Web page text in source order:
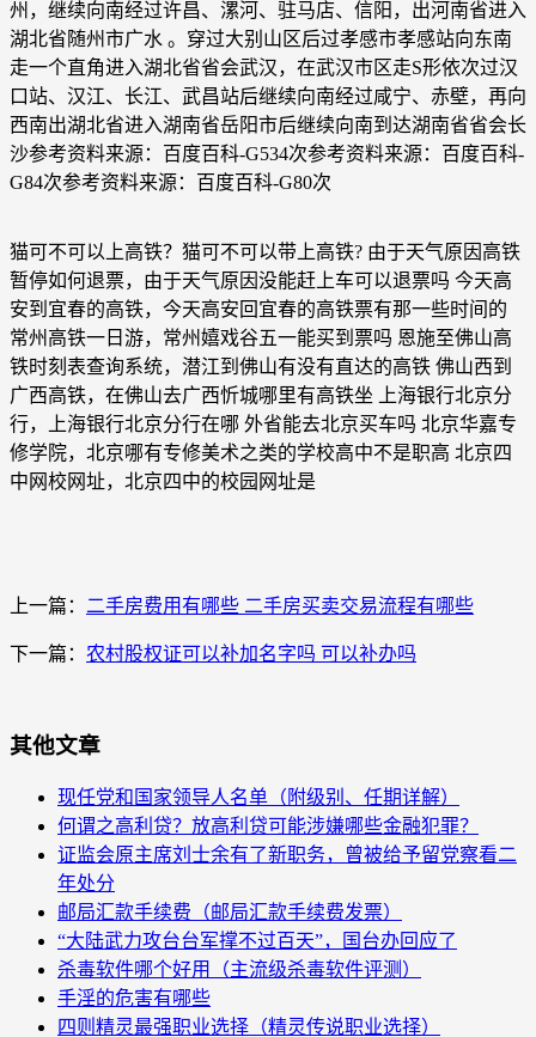
州，继续向南经过许昌、漯河、驻马店、信阳，出河南省进入
湖北省随州市广水 。穿过大别山区后过孝感市孝感站向东南
走一个直角进入湖北省省会武汉，在武汉市区走S形依次过汉
口站、汉江、长江、武昌站后继续向南经过咸宁、赤壁，再向
西南出湖北省进入湖南省岳阳市后继续向南到达湖南省省会长
沙参考资料来源：百度百科-G534次参考资料来源：百度百科-
G84次参考资料来源：百度百科-G80次
猫可不可以上高铁？猫可不可以带上高铁? 由于天气原因高铁
暂停如何退票，由于天气原因没能赶上车可以退票吗 今天高
安到宜春的高铁，今天高安回宜春的高铁票有那一些时间的
常州高铁一日游，常州嬉戏谷五一能买到票吗 恩施至佛山高
铁时刻表查询系统，潜江到佛山有没有直达的高铁 佛山西到
广西高铁，在佛山去广西忻城哪里有高铁坐 上海银行北京分
行，上海银行北京分行在哪 外省能去北京买车吗 北京华嘉专
修学院，北京哪有专修美术之类的学校高中不是职高 北京四
中网校网址，北京四中的校园网址是
上一篇： 二手房费用有哪些 二手房买卖交易流程有哪些
下一篇： 农村股权证可以补加名字吗 可以补办吗
其他文章
现任党和国家领导人名单（附级别、任期详解）
何谓之高利贷？放高利贷可能涉嫌哪些金融犯罪？
证监会原主席刘士余有了新职务，曾被给予留党察看二
年处分
邮局汇款手续费（邮局汇款手续费发票）
“大陆武力攻台台军撑不过百天”，国台办回应了
杀毒软件哪个好用（主流级杀毒软件评测）
手淫的危害有哪些
四则精灵最强职业选择（精灵传说职业选择）